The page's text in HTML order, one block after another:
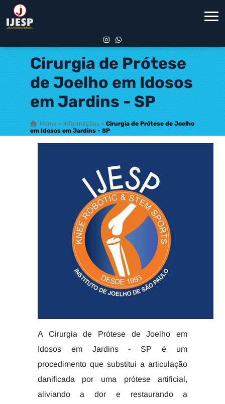
Cirurgia de Prótese
de Joelho em Idosos
em Jardins - SP
Home » Informações » Cirurgia de Prótese de Joelho
em Idosos em Jardins - SP
A Cirurgia de Prótese de Joelho em
Idosos em Jardins - SP é um
procedimento que substitui a articulação
danificada por uma prótese artificial,
aliviando a dor e restaurando a